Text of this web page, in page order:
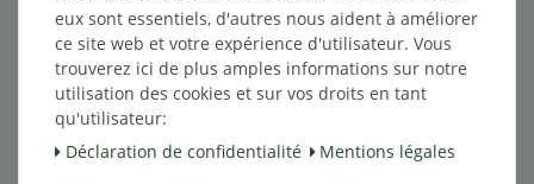
Liste de souhaits
eux sont essentiels, d'autres nous aident à améliorer
ce site web et votre expérience d'utilisateur. Vous
trouverez ici de plus amples informations sur notre
utilisation des cookies et sur vos droits en tant
qu'utilisateur:
Déclaration de confidentialité
Mentions légales